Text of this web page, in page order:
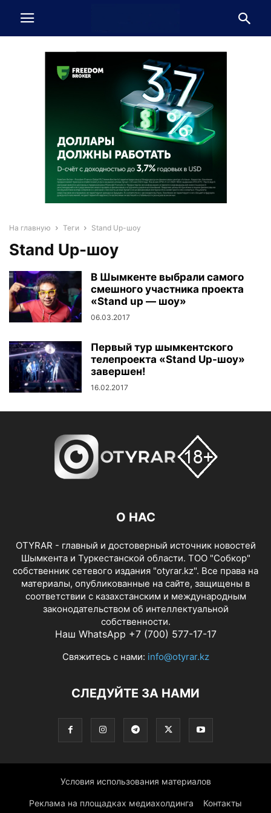
На главную Теги Stand Up-шоу
Stand Up-шоу
В Шымкенте выбрали самого
смешного участника проекта
«Stand up — шоу»
06.03.2017
Первый тур шымкентского
телепроекта «Stand Up-шоу»
завершен!
16.02.2017
О НАС
OTYRAR - главный и достоверный источник новостей
Шымкента и Туркестанской области. ТОО "Собкор"
собственник сетевого издания "otyrar.kz". Все права на
материалы, опубликованные на сайте, защищены в
соответствии с казахстанским и международным
законодательством об интеллектуальной
собственности.
Наш WhatsApp +7 (700) 577-17-17
Свяжитесь с нами: info@otyrar.kz
СЛЕДУЙТЕ ЗА НАМИ
Условия использования материалов
Реклама на площадках медиахолдинга Контакты